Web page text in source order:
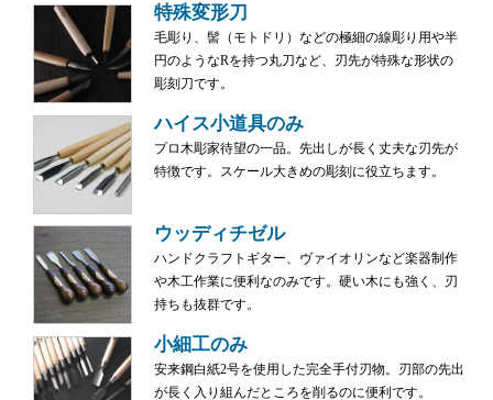
特殊変形刀
毛彫り、髻（モトドリ）などの極細の線彫り用や半
円のようなRを持つ丸刀など、刃先が特殊な形状の
彫刻刀です。
ハイス小道具のみ
プロ木彫家待望の一品。先出しが長く丈夫な刃先が
特徴です。スケール大きめの彫刻に役立ちます。
ウッディチゼル
ハンドクラフトギター、ヴァイオリンなど楽器制作
や木工作業に便利なのみです。硬い木にも強く、刃
持ちも抜群です。
小細工のみ
安来鋼白紙2号を使用した完全手付刃物。刃部の先出
が長く入り組んだところを削るのに便利です。